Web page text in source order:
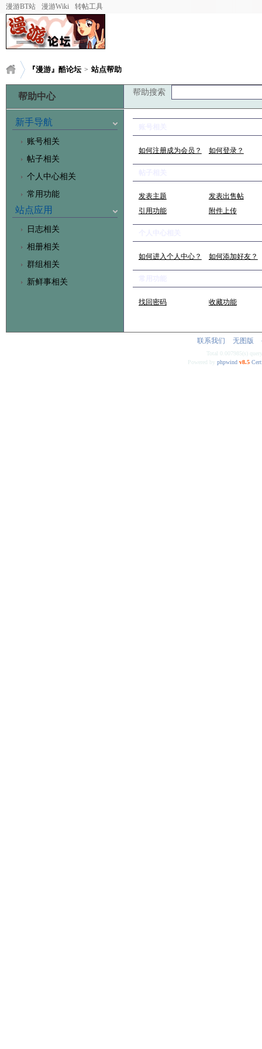
漫游BT站 漫游Wiki 转帖工具
『漫游』酷论坛 > 站点帮助
帮助中心 帮助搜索
新手导航
账号相关
帖子相关
个人中心相关
常用功能
站点应用
日志相关
相册相关
群组相关
新鲜事相关
如何注册成为会员？ 如何登录？
发表主题
发表出售帖
引用功能
附件上传
如何进入个人中心？ 如何添加好友？
找回密码 收藏功能
联系我们 无图版
Total 0.007985(s)
Powered byphpwind v8.5